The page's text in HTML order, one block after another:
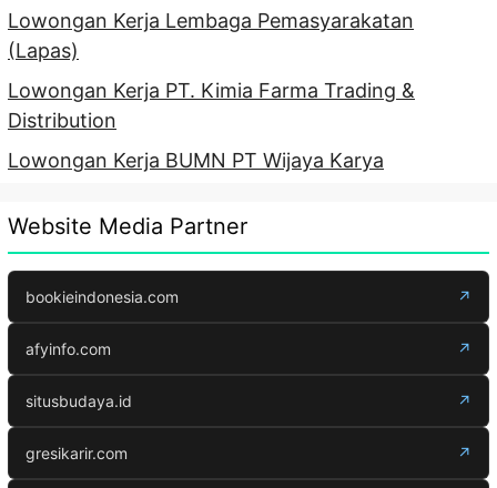
Lowongan Kerja Lembaga Pemasyarakatan
(Lapas)
Lowongan Kerja PT. Kimia Farma Trading &
Distribution
Lowongan Kerja BUMN PT Wijaya Karya
Website Media Partner
bookieindonesia.com ↗
afyinfo.com ↗
situsbudaya.id ↗
gresikarir.com ↗